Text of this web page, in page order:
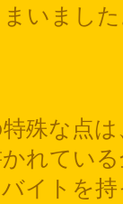
いまし
殊な点は
れてい
イトを